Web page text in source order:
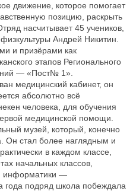
движение, которое помогает
позицию, раскрыть
насчитывает 45 учеников,
Андрей Никитин.
и призёрами как
этапов Регионального
— «Пост№ 1».
медицинский кабинет, он
абсолютно всё
человека, для обучения
медицинской помощи.
музей, который, конечно
Он стал более наглядным и
в каждом классе,
начальных классов,
информатики —
года подряд школа побеждала